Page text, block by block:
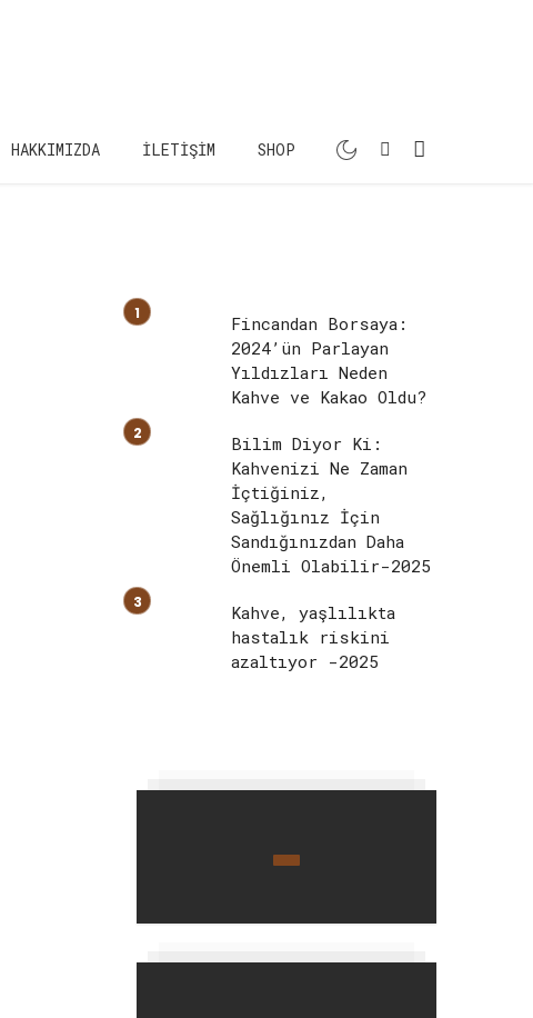
HAKKIMIZDA İLETIŞIM SHOP
Fincandan Borsaya:
2024’ün Parlayan
Yıldızları Neden
Kahve ve Kakao Oldu?
Bilim Diyor Ki:
Kahvenizi Ne Zaman
İçtiğiniz,
Sağlığınız İçin
Sandığınızdan Daha
Önemli Olabilir-2025
Kahve, yaşlılıkta
hastalık riskini
azaltıyor -2025